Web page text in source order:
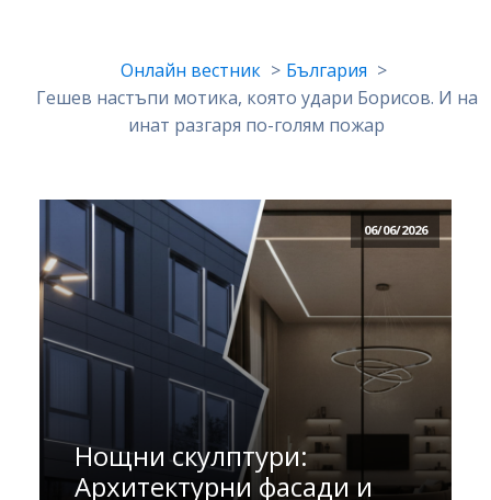
Онлайн вестник
България
Гешев настъпи мотика, която удари Борисов. И на
инат разгаря по-голям пожар
06/06/2026
Нощни скулптури:
Архитектурни фасади и